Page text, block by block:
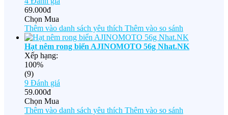
69.000đ
Chọn Mua
Thêm vào danh sách yêu thích Thêm vào so sánh
Hạt nêm rong biển AJINOMOTO 56g Nhat.NK
Xếp hạng:
100%
(9)
9 Đánh giá
59.000đ
Chọn Mua
Thêm vào danh sách yêu thích Thêm vào so sánh